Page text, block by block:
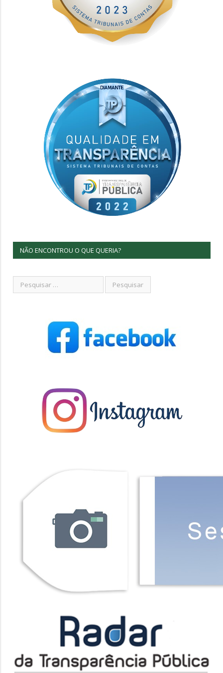
NÃO ENCONTROU O QUE QUERIA?